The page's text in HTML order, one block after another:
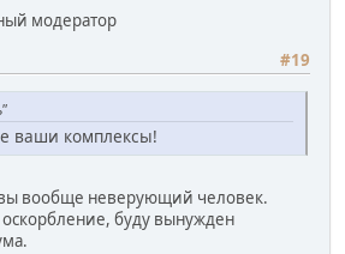
модератор
#19
ваши комплексы!
вообще неверующий человек.
буду вынужден